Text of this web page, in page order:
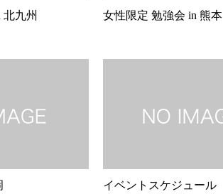
九州 女性限定 勉強会 in 熊本
イベントスケジュール